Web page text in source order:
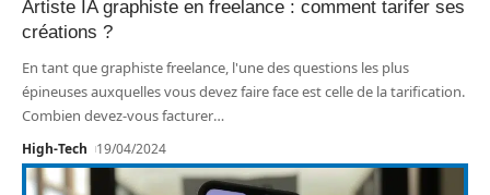
Artiste IA graphiste en freelance : comment tarifer ses
créations ?
En tant que graphiste freelance, l'une des questions les plus
épineuses auxquelles vous devez faire face est celle de la tarification.
Combien devez-vous facturer…
High-Tech 19/04/2024